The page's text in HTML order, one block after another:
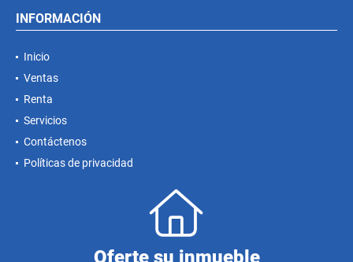
INFORMACIÓN
Inicio
Ventas
Renta
Servicios
Contáctenos
Políticas de privacidad
Oferte su inmueble